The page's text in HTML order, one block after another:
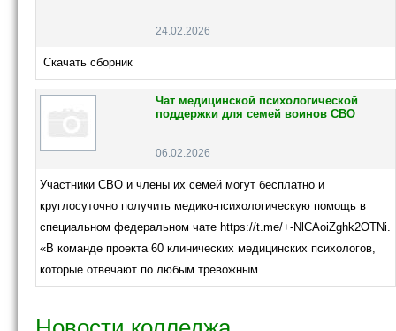
24.02.2026
Скачать сборник
Чат медицинской психологической
поддержки для семей воинов СВО
06.02.2026
Участники СВО и члены их семей могут бесплатно и
круглосуточно получить медико-психологическую помощь в
специальном федеральном чате https://t.me/+-NlCAoiZghk2OTNi.
«В команде проекта 60 клинических медицинских психологов,
которые отвечают по любым тревожным...